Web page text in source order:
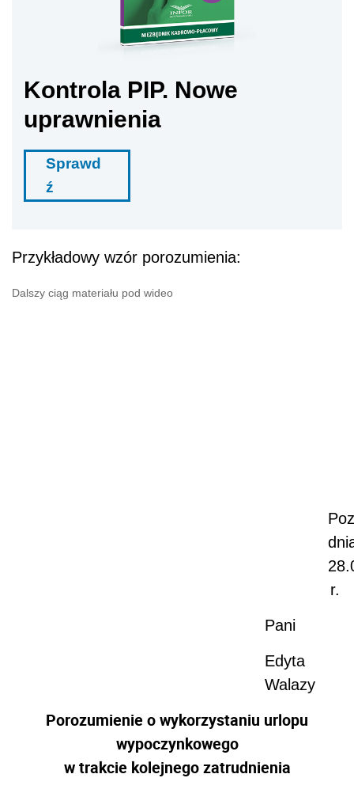
Kontrola PIP. Nowe
uprawnienia
Sprawd
ź
Przykładowy wzór porozumienia:
Dalszy ciąg materiału pod wideo
r.
Pani
Edyta
Walazy
Porozumienie o wykorzystaniu urlopu
wypoczynkowego
w trakcie kolejnego zatrudnienia